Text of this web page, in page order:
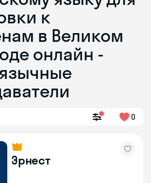
к
в Великом
онлайн -
0
Эрнест